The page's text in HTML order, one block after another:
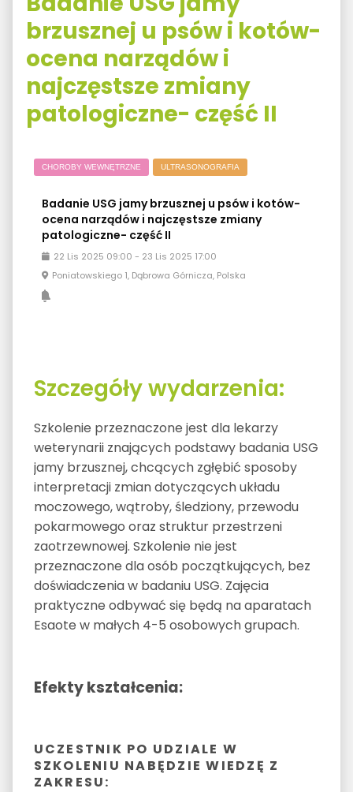
brzusznej u psów i kotów-
ocena narządów i
najczęstsze zmiany
patologiczne- część II
CHOROBY WEWNĘTRZNE ULTRASONOGRAFIA
Badanie USG jamy brzusznej u psów i kotów-
ocena narządów i najczęstsze zmiany
patologiczne- część II
22 Lis 2025 09:00 - 23 Lis 2025 17:00
Poniatowskiego 1, Dąbrowa Górnicza, Polska
Szczegóły wydarzenia:
Szkolenie przeznaczone jest dla lekarzy
weterynarii znających podstawy badania USG
jamy brzusznej, chcących zgłębić sposoby
interpretacji zmian dotyczących układu
moczowego, wątroby, śledziony, przewodu
pokarmowego oraz struktur przestrzeni
zaotrzewnowej. Szkolenie nie jest
przeznaczone dla osób początkujących, bez
doświadczenia w badaniu USG. Zajęcia
praktyczne odbywać się będą na aparatach
Esaote w małych 4-5 osobowych grupach.
Efekty kształcenia:
UCZESTNIK PO UDZIALE W
SZKOLENIU NABĘDZIE WIEDZĘ Z
ZAKRESU: